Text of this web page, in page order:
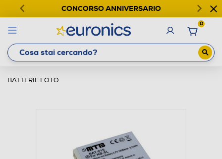
CONCORSO ANNIVERSARIO
0
BATTERIE FOTO